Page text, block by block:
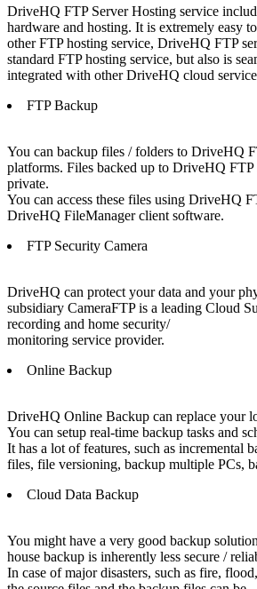
DriveHQ FTP Server Hosting service
hardware and hosting. It is extremely easy
other FTP hosting service, DriveHQ FTP
standard FTP hosting service, but also is
integrated with other DriveHQ cloud
FTP Backup
You can backup files / folders to DriveHQ
platforms. Files backed up to DriveHQ FTP
private.
You can access these files using DriveHQ
DriveHQ FileManager client software.
FTP Security Camera
DriveHQ can protect your data and your
subsidiary CameraFTP is a leading Cloud
recording and home security/
monitoring service provider.
Online Backup
DriveHQ Online Backup can replace your
You can setup real-time backup tasks and
It has a lot of features, such as incremental
files, file versioning, backup multiple PCs,
Cloud Data Backup
You might have a very good backup
house backup is inherently less secure /
In case of major disasters, such as fire,